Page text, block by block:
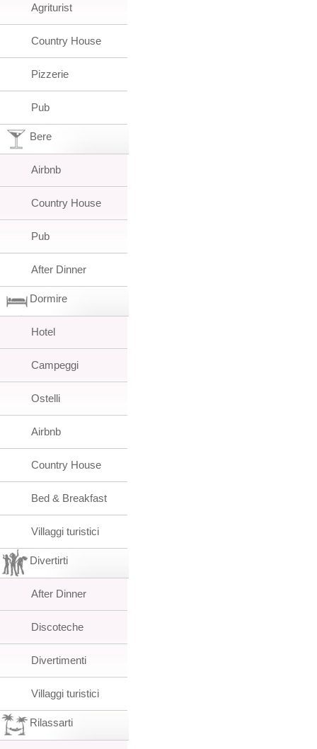
Agriturist
Country House
Pizzerie
Pub
Bere
Airbnb
Country House
Pub
After Dinner
Dormire
Hotel
Campeggi
Ostelli
Airbnb
Country House
Bed & Breakfast
Villaggi turistici
Divertirti
After Dinner
Discoteche
Divertimenti
Villaggi turistici
Rilassarti